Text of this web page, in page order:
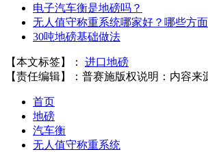
电子汽车衡是地磅吗？
无人值守称重系统哪家好？哪些方
30吨地磅基础做法
【本文标签】： 进口地磅
【责任编辑】： 普赛施版权说明：内容来
首页
地磅
汽车衡
无人值守称重系统